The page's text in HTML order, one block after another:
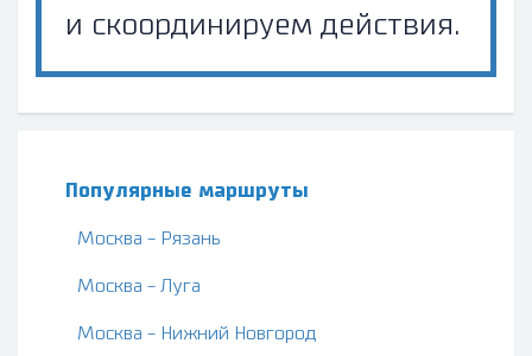
и скоординируем действия.
Популярные маршруты
Москва - Рязань
Москва - Луга
Москва - Нижний Новгород